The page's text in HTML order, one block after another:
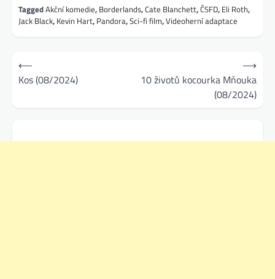
TaggedAkční komedie, Borderlands,Cate Blanchett,ČSFD, Eli Roth,
Jack Black, Kevin Hart, Pandora,Sci-fi film,Videoherní adaptace
Navigace
pro
⟵
Kos (08/2024)
10 životů kocourka Mňouka
(08/2024)
⟶